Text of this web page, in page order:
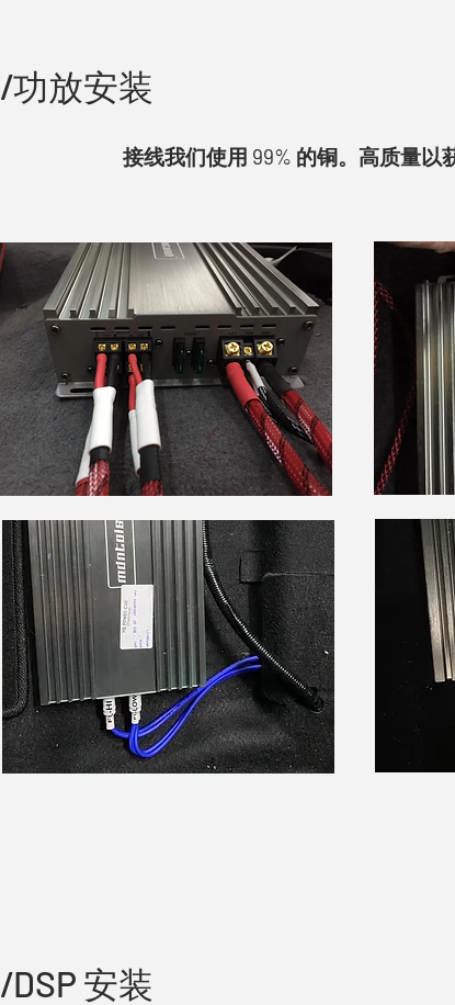
/功放安装
接线我们使用 99% 的铜。高质量以
/DSP 安装